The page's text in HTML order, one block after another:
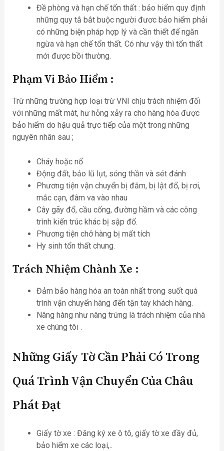
Đề phòng và hạn chế tổn thất : bảo hiểm quy định
những quy tắ bắt buộc người đươc bảo hiểm phải
có những biện pháp hợp lý và cần thiết để ngăn
ngừa và hạn chế tổn thất. Có như vậy thì tổn thất
mới được bồi thường.
Phạm Vi Bảo Hiểm:
Trừ những trường hợp loại trừ VNI chịu trách nhiệm đối
với những mất mát, hư hỏng xảy ra cho hàng hóa được
bảo hiểm do hậu quả trực tiếp của một trong những
nguyên nhân sau ;
Cháy hoặc nổ
Động đất, bảo lũ lụt, sóng thần và sét đánh
Phương tiện vận chuyển bị đắm, bị lật đổ, bị rơi,
mắc cạn, đâm va vào nhau
Cây gãy đổ, cầu cống, đường hầm và các công
trình kiến trúc khác bị sập đổ.
Phương tiện chở hàng bị mất tích
Hy sinh tổn thất chung.
Trách Nhiệm Chành Xe :
Đảm bảo hàng hóa an toàn nhất trong suốt quá
trình vận chuyển hàng đến tận tay khách hàng.
Nâng hàng như nâng trứng là trách nhiệm của nhà
xe chúng tôi .
Những Giấy Tờ Cần Phải Có Trong
Quá Trình Vận Chuyển Của Châu
Phát Đạt
Giấy tờ xe : Đăng ký xe ô tô, giấy tờ xe đầy đủ,
bảo hiểm xe các loại,..